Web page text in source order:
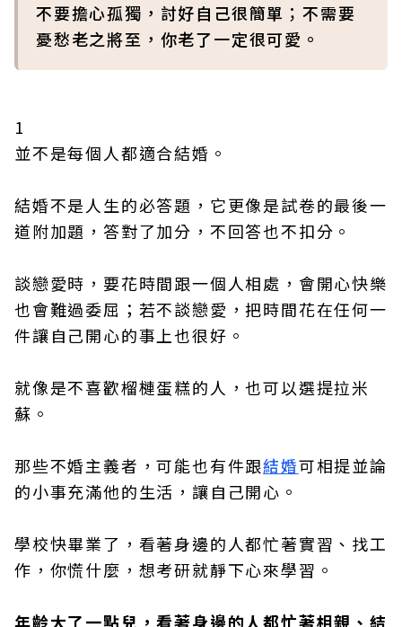
不要擔心孤獨，討好自己很簡單；不需要
憂愁老之將至，你老了一定很可愛。
1
並不是每個人都適合結婚。
結婚不是人生的必答題，它更像是試卷的最後一
道附加題，答對了加分，不回答也不扣分。
談戀愛時，要花時間跟一個人相處，會開心快樂
也會難過委屈；若不談戀愛，把時間花在任何一
件讓自己開心的事上也很好。
就像是不喜歡榴槤蛋糕的人，也可以選提拉米
蘇。
那些不婚主義者，可能也有件跟結婚可相提並論
的小事充滿他的生活，讓自己開心。
學校快畢業了，看著身邊的人都忙著實習、找工
作，你慌什麼，想考研就靜下心來學習。
年齡大了一點兒，看著身邊的人都忙著相親、結